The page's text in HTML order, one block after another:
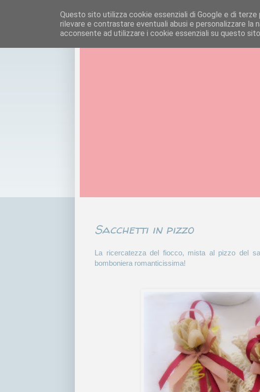
Sacchetti in pizzo
La ricercatezza del fiocco, mista al pizzo del
bomboniera romanticissima!
Questo sito utilizza cookie essenziali di Google e di
rilevare e contrastare eventuali abusi e personalizzare la
acconsente ad utilizzare i cookie essenziali su questo